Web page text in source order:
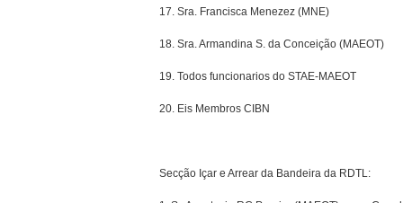
17. Sra. Francisca Menezez (MNE)
18. Sra. Armandina S. da Conceição (MAEOT)
19. Todos funcionarios do STAE-MAEOT
20. Eis Membros CIBN
Secção Içar e Arrear da Bandeira da RDTL: